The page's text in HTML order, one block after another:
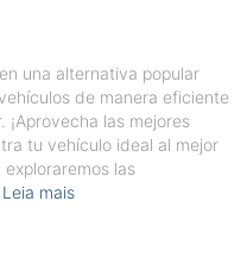
una alternativa popular
de manera eficiente
las mejores
tu vehículo ideal al mejor
las
Leia mais